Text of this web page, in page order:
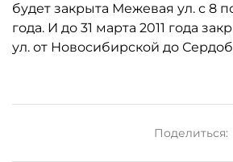
будет закрыта Межевая ул. с 8
года. И до 31 марта 2011 года
ул. от Новосибирской до
Поделиться: